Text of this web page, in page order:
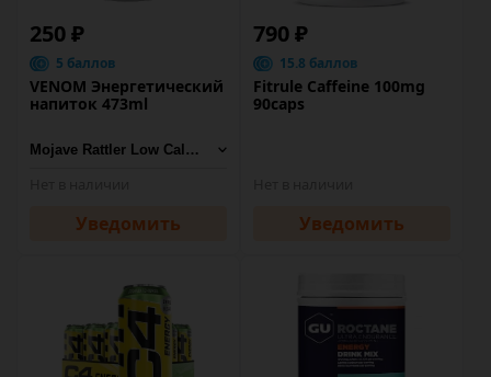
250 ₽
5 баллов
VENOM Энергетический
напиток 473ml
Уведомить
790 ₽
15.8 баллов
Fitrule Caffeine 100mg
90caps
Уведомить